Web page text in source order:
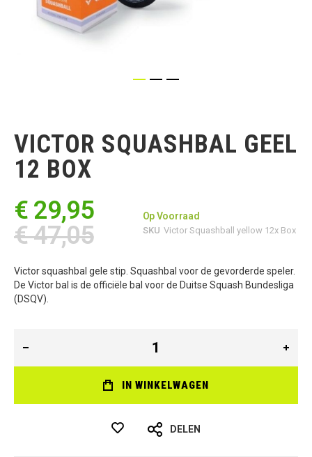
begin
van
de
afbeeldingen-
VICTOR SQUASHBAL GEEL
12 BOX
€ 29,95
€ 47,05
Op Voorraad
SKU Victor Squashball yellow 12x Box
Victor squashbal gele stip. Squashbal voor de gevorderde speler.
De Victor bal is de officiële bal voor de Duitse Squash Bundesliga
(DSQV).
IN WINKELWAGEN
DELEN